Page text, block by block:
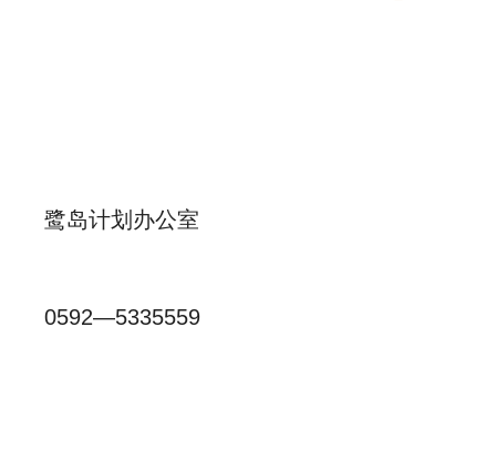
鹭岛计划办公室
0592—5335559